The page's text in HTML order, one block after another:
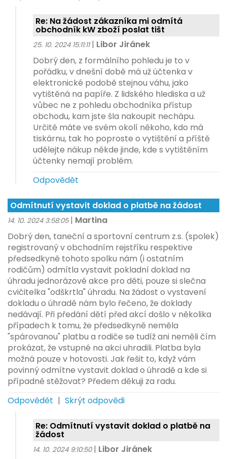
Re: Na žádost zákazníka mi odmítá
obchodník kW zboží poslat tišt
25. 10. 2024 15:11:11 | Libor Jiránek
Dobrý den, z formálního pohledu je to v
pořádku, v dnešní době má už účtenka v
elektronické podobě stejnou váhu, jako
vytištěná na papíře. Z lidského hlediska a už
vůbec ne z pohledu obchodníka přístup
obchodu, kam jste šla nakoupit nechápu.
Určitě máte ve svém okolí někoho, kdo má
tiskárnu, tak ho poproste o vytištění a příště
udělejte nákup někde jinde, kde s vytištěním
účtenky nemají problém.
Odpovědět
Odmítnutí vystavit doklad o platbě na žádost
14. 10. 2024 3:58:05 | Martina
Dobrý den, taneční a sportovní centrum z.s. (spolek)
registrovaný v obchodním rejstříku respektive
předsedkyně tohoto spolku nám (i ostatním
rodičům) odmítla vystavit pokladní doklad na
úhradu jednorázové akce pro děti, pouze si slečna
cvičitelka "odškrtla" úhradu. Na žádost o vystavení
dokladu o úhradě nám bylo řečeno, že doklady
nedávají. Při předání dětí před akcí došlo v několika
případech k tomu, že předsedkyně neměla
"spárovanou" platbu a rodiče se tudíž ani neměli čím
prokázat, že vstupné na akci uhradili. Platba byla
možná pouze v hotovosti. Jak řešit to, když vám
povinný odmítne vystavit doklad o úhradě a kde si
případně stěžovat? Předem děkuji za radu.
Odpovědět | Skrýt odpovědi
Re: Odmítnutí vystavit doklad o platbě na
žádost
14. 10. 2024 9:10:50 | Libor Jiránek